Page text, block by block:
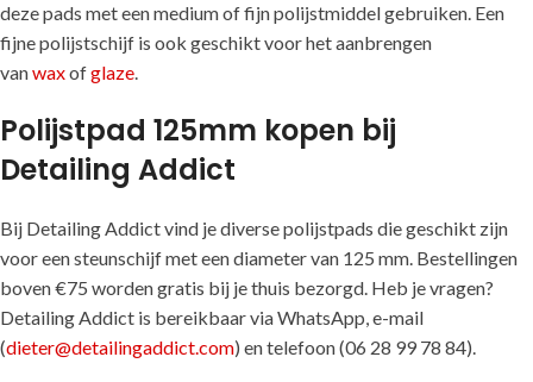
deze pads met een medium of fijn polijstmiddel gebruiken. Een
fijne polijstschijf is ook geschikt voor het aanbrengen
vanwaxofglaze.
Polijstpad 125mm kopen bij
Detailing Addict
Bij Detailing Addict vind je diverse polijstpads die geschikt zijn
voor een steunschijf met een diameter van 125 mm. Bestellingen
boven €75 worden gratis bij je thuis bezorgd. Heb je vragen?
Detailing Addict is bereikbaar via WhatsApp, e-mail
(dieter@detailingaddict.com) en telefoon (06 28 99 78 84).